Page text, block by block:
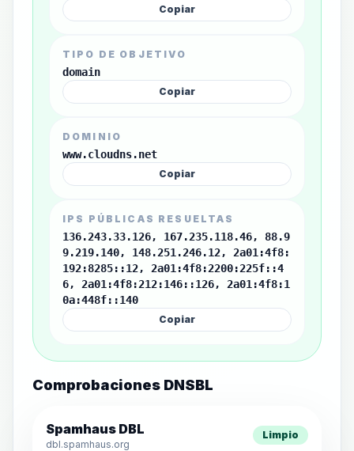
Copiar
TIPO DE OBJETIVO
domain
Copiar
DOMINIO
www.cloudns.net
Copiar
IPS PÚBLICAS RESUELTAS
136.243.33.126, 167.235.118.46, 88.9
9.219.140, 148.251.246.12, 2a01:4f8:
192:8285::12, 2a01:4f8:2200:225f::4
6, 2a01:4f8:212:146::126, 2a01:4f8:1
0a:448f::140
Copiar
Comprobaciones DNSBL
Spamhaus DBL
dbl.spamhaus.org
Limpio